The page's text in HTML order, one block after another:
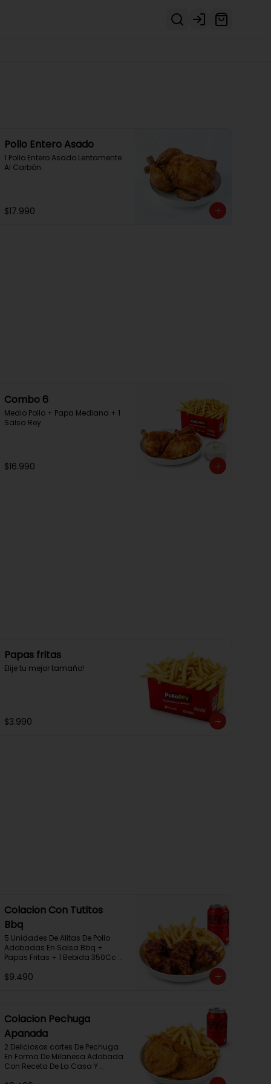
Login
Pollo Entero Asado
1 Pollo Entero Asado Lentamente
Al Carbón.
$17.990
Combo 6
Medio Pollo + Papa Mediana + 1
Salsa Rey
$16.990
Papas fritas
Elije tu mejor tamaño!
$3.990
Colacion Con Tutitos
Bbq
5 Unidades De Alitas De Pollo
Adobadas En Salsa Bbq +
Papas Fritas + 1 Bebida 350Cc +
$9.490
Colacion Pechuga
Apanada
2 Deliciosos cortes De Pechuga
En Forma De Milanesa Adobada
Con Receta De La Casa Y